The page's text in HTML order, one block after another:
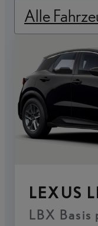
Alle
LEXUS
LBX Basis